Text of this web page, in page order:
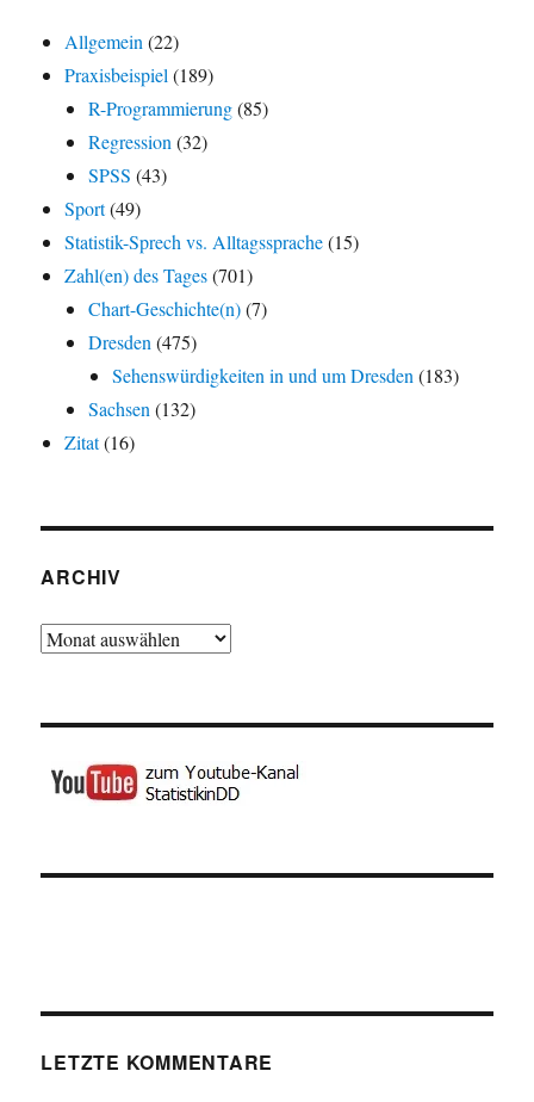
Allgemein (22)
Praxisbeispiel (189)
R-Programmierung(85)
Regression (32)
SPSS (43)
Sport(49)
Statistik-Sprech vs. Alltagssprache(15)
Zahl(en) des Tages(701)
Chart-Geschichte(n)(7)
Dresden (475)
Sehenswürdigkeiten in und um Dresden (183)
Sachsen (132)
Zitat(16)
ARCHIV
Archiv
LETZTE KOMMENTARE